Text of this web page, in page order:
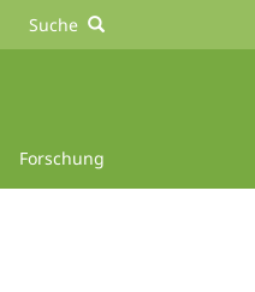
Suche
Forschung